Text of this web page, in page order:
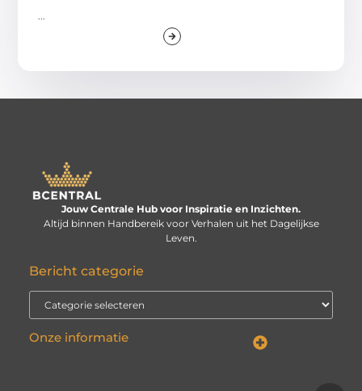
Jouw Centrale Hub voor Inspiratie en Inzichten.
Altijd binnen Handbereik voor Verhalen uit het Dagelijkse
Leven.
Bericht categorie
Onze informatie